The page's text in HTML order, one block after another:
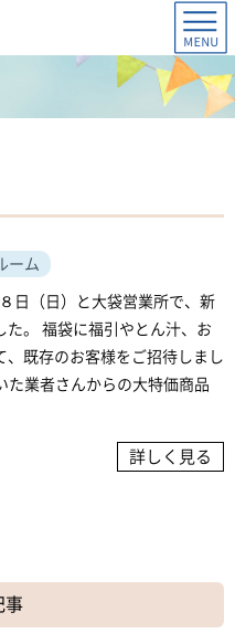
ーム
日（日）と大袋営業所で、新
た。 福袋に福引やとん汁、お
、既存のお客様をご招待しまし
た業者さんからの大特価商品
詳しく見る
事